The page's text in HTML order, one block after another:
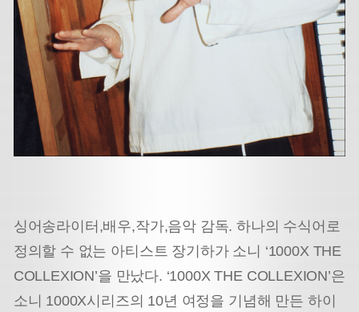
싱어송라이터,배우,작가,음악 감독. 하나의 수식어로
정의할 수 없는 아티스트 장기하가 소니 ‘1000X THE
COLLEXION’을 만났다. ‘1000X THE COLLEXION’은
소니 1000X시리즈의 10년 여정을 기념해 만든 하이